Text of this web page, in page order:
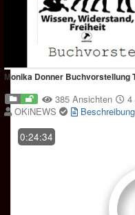
Monika Donner Buchvorstellung
385 Ansichten
4
OKiNEWS
Beschreibung
0:24:34